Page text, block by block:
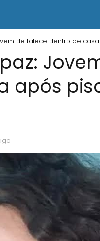
de falece dentro de
após